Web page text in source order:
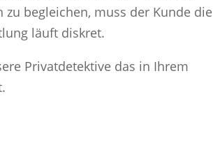
begleichen, muss der Kunde die
läuft diskret.
Privatdetektive das in Ihrem